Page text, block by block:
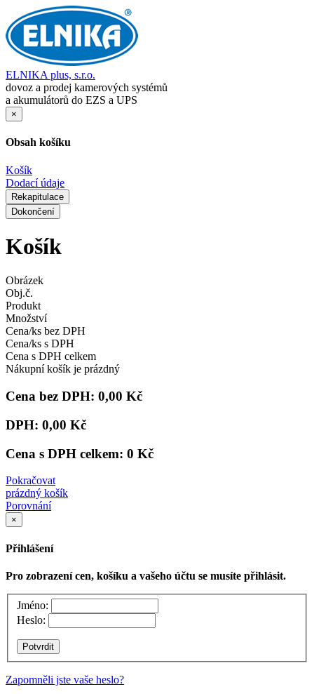
ELNIKA plus, s.r.o.
dovoz a prodej kamerových systémů
a akumulátorů do EZS a UPS
×
Obsah košíku
Košík
Dodací údaje
Rekapitulace
Dokončení
Košík
Obrázek
Obj.č.
Produkt
Množství
Cena/ks bez DPH
Cena/ks s DPH
Cena s DPH celkem
Nákupní košík je prázdný
Cena bez DPH: 0,00 Kč
DPH: 0,00 Kč
Cena s DPH celkem: 0 Kč
Pokračovat
prázdný košík
Porovnání
×
Přihlášení
Pro zobrazení cen, košíku a vašeho účtu se musíte přihlásit.
Jméno:
Heslo:
Zapomněli jste vaše heslo?